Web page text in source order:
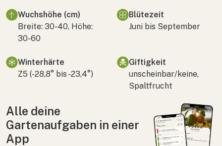
Wuchshöhe (cm)
Breite: 30-40, Höhe:
30-60
Blütezeit
Juni bis September
Winterhärte
Z5 (-28,8° bis -23,4°)
Giftigkeit
unscheinbar/keine,
Spaltfrucht
Alle deine
Gartenaufgaben in einer
App